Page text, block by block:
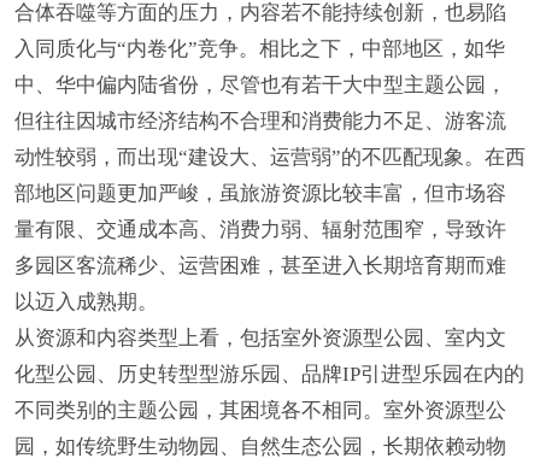
合体吞噬等方面的压力，内容若不能持续创新，也易陷
入同质化与“内卷化”竞争。相比之下，中部地区，如华
中、华中偏内陆省份，尽管也有若干大中型主题公园，
但往往因城市经济结构不合理和消费能力不足、游客流
动性较弱，而出现“建设大、运营弱”的不匹配现象。在西
部地区问题更加严峻，虽旅游资源比较丰富，但市场容
量有限、交通成本高、消费力弱、辐射范围窄，导致许
多园区客流稀少、运营困难，甚至进入长期培育期而难
以迈入成熟期。
从资源和内容类型上看，包括室外资源型公园、室内文
化型公园、历史转型型游乐园、品牌IP引进型乐园在内的
不同类别的主题公园，其困境各不相同。室外资源型公
园，如传统野生动物园、自然生态公园，长期依赖动物